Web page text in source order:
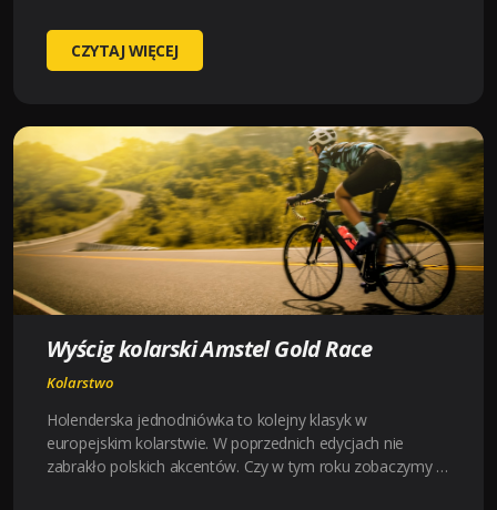
WYŚCIG
KOLARSKI TOUR
ROMANDIE
CZYTAJ WIĘCEJ
Wyścig kolarski Amstel Gold Race
Kolarstwo
Holenderska jednodniówka to kolejny klasyk w
europejskim kolarstwie. W poprzednich edycjach nie
zabrakło polskich akcentów. Czy w tym roku zobaczymy …